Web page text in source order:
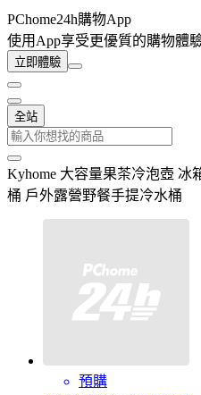
PChome24h購物App
使用App享受更優質的購物體
立即體驗
全站
Kyhome 大容量果茶冷泡壺 冰
桶 戶外露營野餐手提冷水桶
預購